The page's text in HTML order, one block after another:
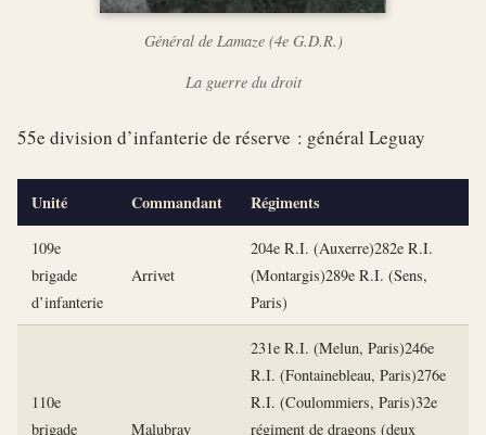
Général de Lamaze (4e G.D.R.)
La guerre du droit
55e division d’infanterie de réserve : général Leguay
Unité Commandant Régiments
109e
brigade
d’infanterie
Arrivet
204e R.I. (Auxerre)282e R.I.
(Montargis)289e R.I. (Sens,
Paris)
110e
brigade
Malubray
231e R.I. (Melun, Paris)246e
R.I. (Fontainebleau, Paris)276e
R.I. (Coulommiers, Paris)32e
régiment de dragons (deux